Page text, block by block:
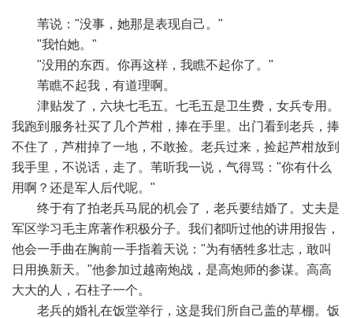
苇说："没事，她那是表现自己。"
"我怕她。"
"没用的东西。你再这样，我瞧不起你了。"
苇瞧不起我，有道理啊。
津贴发了，六块七毛五。七毛五是卫生费，女兵专用。
我跑到服务社买了几个芦柑，捧在手里。出门看到老兵，捧
不住了，芦柑掉了一地，不敢捡。老兵过来，捡起芦柑放到
我手里，不说话，走了。苇听我一说，气得骂："你有什么
用啊？还是军人后代呢。"
终于有了拍老兵马屁的机会了，老兵要结婚了。丈夫是
军区学习毛主席著作积极分子。我们都听过他的讲用报告，
他会一手曲在胸前一手指着天说："为有牺牲多壮志，敢叫
日用换新天。"他参加过越南炮战，是高炮师的参谋。高高
大大的人，石柱子一个。
老兵的婚礼在饭堂举行，这是我们所自己盖的草棚。饭